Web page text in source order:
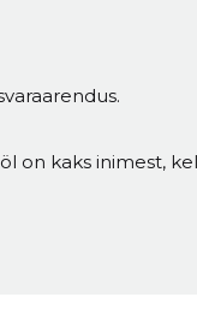
on kaks inimest,